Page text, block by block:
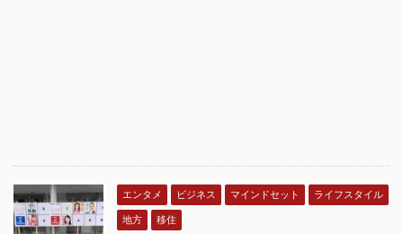
エンタメ ビジネス マインドセット
ライフスタイル
地方
移住